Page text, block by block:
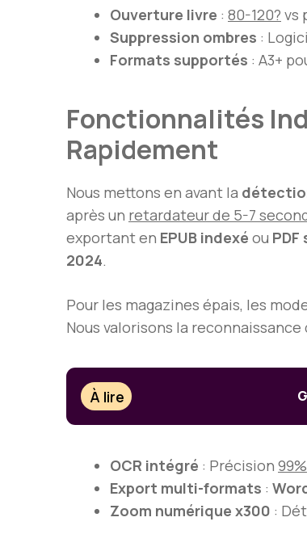
Ouverture livre : 80-120? vs
Suppression ombres :
Formats supportés : A3+
Fonctionnalités
Rapidement
Nous mettons en avant la
après un retardateur de 5-7
exportant en EPUB indexé ou
2024.
Pour les magazines épais, les
Nous valorisons la reconnaissance
À lire
OCR intégré : Précision 99%
Export multi-formats :
Zoom numérique x300 :